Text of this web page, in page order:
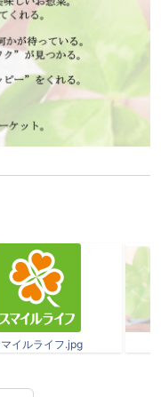
イルライフ.jpg